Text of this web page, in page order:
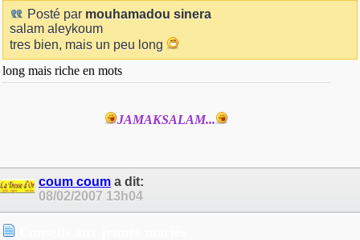
Posté par mouhamadou sinera
salam aleykoum
tres bien, mais un peu long
long mais riche en mots
JAMAKSALAM...
coum coum a dit:
08/02/2007 13h04